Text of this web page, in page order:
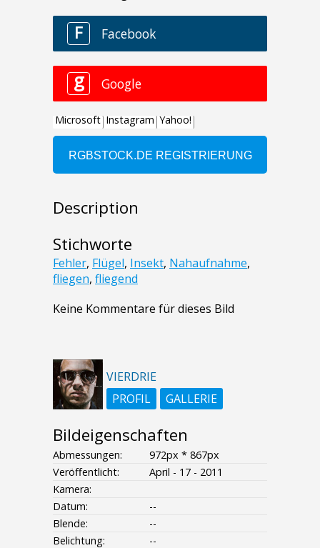
Description
Stichworte
Fehler, Flügel, Insekt, Nahaufnahme,
fliegen, fliegend
Keine Kommentare für dieses Bild
VIERDRIE
PROFIL
GALLERIE
Bildeigenschaften
Abmessungen:
972px * 867px
Veröffentlicht:
April - 17 - 2011
Kamera:
Datum:
--
Blende:
--
Belichtung:
--